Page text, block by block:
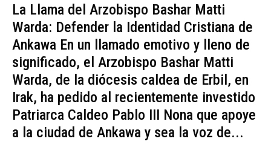
La Llama del Arzobispo Bashar Matti
Warda: Defender la Identidad Cristiana de
Ankawa En un llamado emotivo y lleno de
significado, el Arzobispo Bashar Matti
Warda, de la diócesis caldea de Erbil, en
Irak, ha pedido al recientemente investido
Patriarca Caldeo Pablo III Nona que apoye
a la ciudad de Ankawa y sea la voz de...